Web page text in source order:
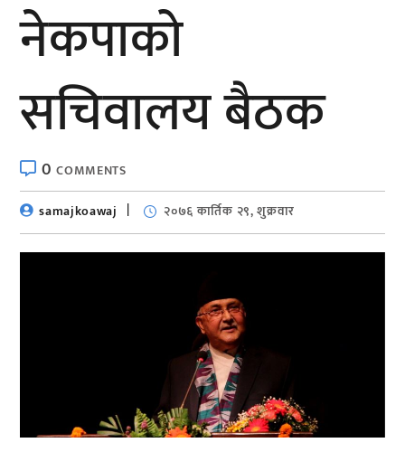
नेकपाको
सचिवालय बैठक
0COMMENTS
samajkoawaj
२०७६ कार्तिक २९, शुक्रवार